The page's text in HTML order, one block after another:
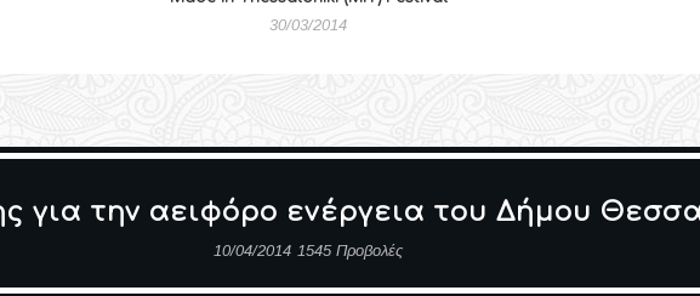
30/03/2014
για την αειφόρο ενέργεια του Δήμου
10/04/2014 1545 Προβολές